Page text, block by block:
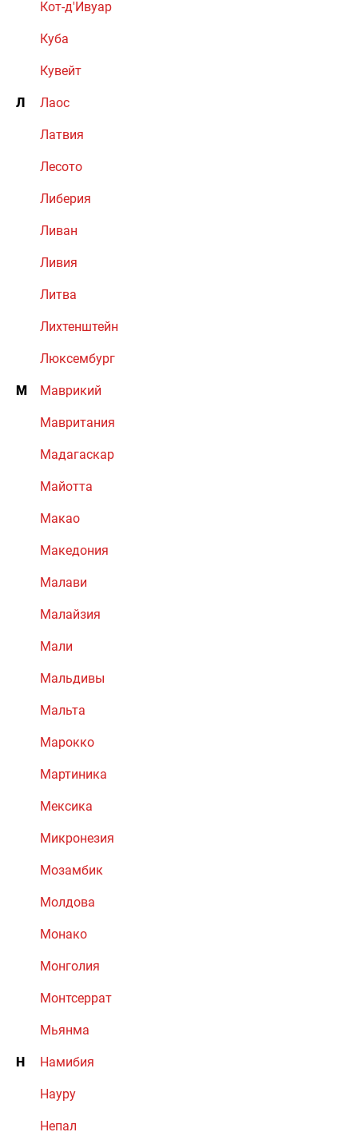
Кот-д'Ивуар
Куба
Кувейт
Л Лаос
Латвия
Лесото
Либерия
Ливан
Ливия
Литва
Лихтенштейн
Люксембург
М Маврикий
Мавритания
Мадагаскар
Майотта
Макао
Македония
Малави
Малайзия
Мали
Мальдивы
Мальта
Марокко
Мартиника
Мексика
Микронезия
Мозамбик
Молдова
Монако
Монголия
Монтсеррат
Мьянма
Н Намибия
Науру
Непал